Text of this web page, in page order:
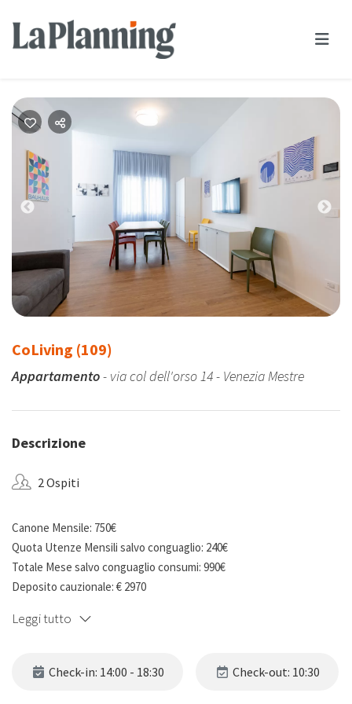
CoLiving (109)
Appartamento- via col dell'orso 14 - Venezia Mestre
Descrizione
2 Ospiti
Canone Mensile: 750€
Quota Utenze Mensili salvo conguaglio: 240€
Totale Mese salvo conguaglio consumi: 990€
Deposito cauzionale: € 2970
Appartamento con 2 camere private (camera con letto matrimoniale
cottura, terrazza e 1 bagno.
Leggi tutto
Check-in: 14:00 - 18:30 Check-out: 10:30